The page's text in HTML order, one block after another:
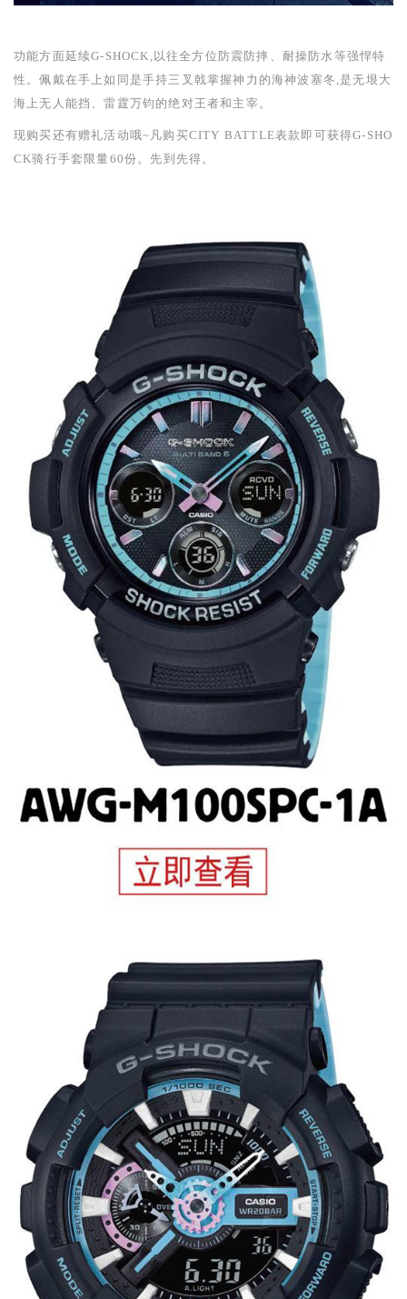
功能方面延续G-SHOCK , 以往全方位防震防摔、耐操防水等强悍特
性 。佩戴在手上如同是手持三叉戟掌握神力的海神波塞冬 ,是无垠大
海上无人能挡、雷霆万钧的绝对王者和主宰。
现购买还有赠礼活动哦~ 凡购买CITY BATTLE表款即可获得G-SHO
CK骑行手套限量60份。先到先得。